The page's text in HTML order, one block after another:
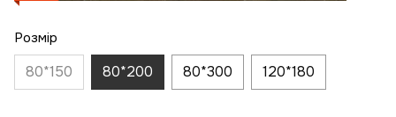
Розмір
80*150 80*200 80*300 120*180